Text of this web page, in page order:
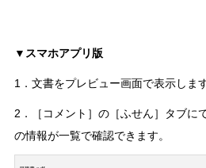
▼スマホアプリ版
1．文書をプレビュー画面で表示します
2．［コメント］の［ふせん］タブに
の情報が一覧で確認できます。